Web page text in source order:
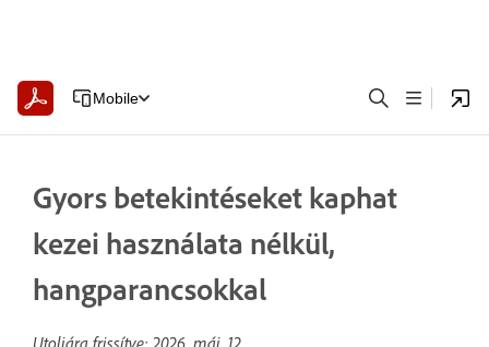
Mobile
Gyors betekintéseket kaphat
kezei használata nélkül,
hangparancsokkal
Utoljára frissítve:2026. máj. 12.